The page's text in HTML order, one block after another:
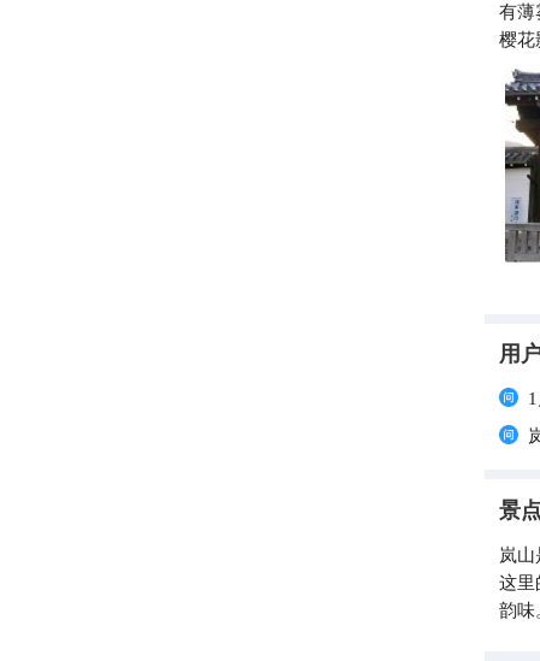
有薄雾
樱花
似
即
深
阶
摩
喧嚷
天
的
屋
各异
林间
用
景
岚
这里
韵味